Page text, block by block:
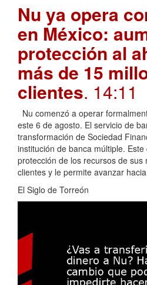
Nu ya opera
en México:
protección al
más de 15
clientes. 14:11
Nu comenzó a operar
este 6 de agosto. El servicio de
transformación de Sociedad
institución de banca múltiple.
protección de los recursos de sus
clientes y le permite avanzar
El Siglo de Torreón